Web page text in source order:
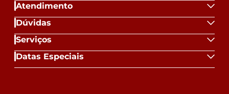
Atendimento
Dúvidas
Serviços
Datas Especiais